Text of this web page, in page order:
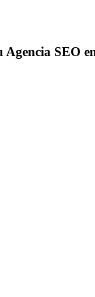
Agencia SEO